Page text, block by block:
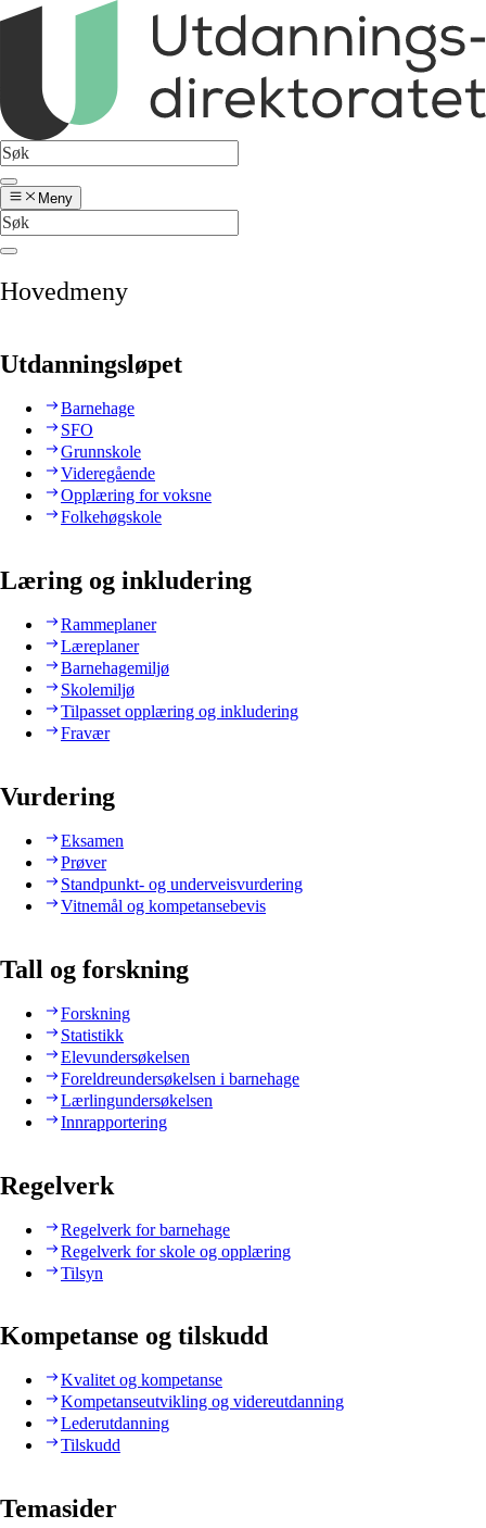
Meny
Hovedmeny
Utdanningsløpet
Barnehage
SFO
Grunnskole
Videregående
Opplæring for voksne
Folkehøgskole
Læring og inkludering
Rammeplaner
Læreplaner
Barnehagemiljø
Skolemiljø
Tilpasset opplæring og inkludering
Fravær
Vurdering
Eksamen
Prøver
Standpunkt- og underveisvurdering
Vitnemål og kompetansebevis
Tall og forskning
Forskning
Statistikk
Elevundersøkelsen
Foreldreundersøkelsen i barnehage
Lærlingundersøkelsen
Innrapportering
Regelverk
Regelverk for barnehage
Regelverk for skole og opplæring
Tilsyn
Kompetanse og tilskudd
Kvalitet og kompetanse
Kompetanseutvikling og videreutdanning
Lederutdanning
Tilskudd
Temasider